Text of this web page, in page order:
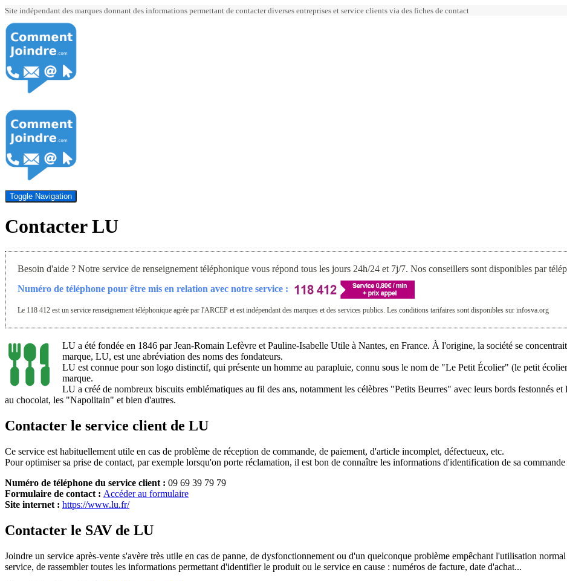
Site indépendant des marques donnant des informations permettant de contacter diverses entreprises et service clients via des fiches de contact
Toggle Navigation
Contacter LU
Besoin d'aide ? Notre service de renseignement téléphonique vous répond tous les jours 24h/24 et 7j/7. Nos conseillers sont disponibles par
Numéro de téléphone pour être mis en relation avec notre service :
Le 118 412 est un service renseignement téléphonique agrée par l'ARCEP et est indépendant des marques et des services publics. Les conditions tarifaires sont disponibles sur infosva.org
LU a été fondée en 1846 par Jean-Romain Lefèvre et Pauline-Isabelle Utile à Nantes, en France. À l'origine, la société se
marque, LU, est une abréviation des noms des fondateurs.
LU est connue pour son logo distinctif, qui présente un homme au parapluie, connu sous le nom de "Le Petit Écolier" (le petit
marque.
LU a créé de nombreux biscuits emblématiques au fil des ans, notamment les célèbres "Petits Beurres" avec leurs bords festonnés
au chocolat, les "Napolitain" et bien d'autres.
Contacter le service client de LU
Ce service est habituellement utile en cas de problème de réception de commande, de paiement, d'article incomplet, défectueux, etc.
Pour optimiser sa prise de contact, par exemple lorsqu'on porte réclamation, il est bon de connaître les informations d'identification de sa
Numéro de téléphone du service client : 09 69 39 79 79
Formulaire de contact : Accéder au formulaire
Site internet : https://www.lu.fr/
Contacter le SAV de LU
Joindre un service après-vente s'avère très utile en cas de panne, de dysfonctionnement ou d'un quelconque problème empêchant l'utilisation
service, de rassembler toutes les informations permettant d'identifier le produit ou le service en cause : numéros de facture, date d'achat...